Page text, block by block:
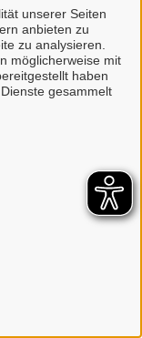
unserer Seiten
anbieten zu
zu analysieren.
möglicherweise mit
haben
gesammelt